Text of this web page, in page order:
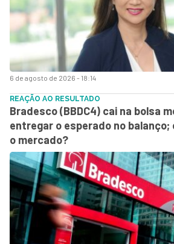
6 de agosto de 2026 - 18:14
REAÇÃO AO RESULTADO
Bradesco (BBDC4) cai na bolsa
entregar o esperado no balanço;
o mercado?